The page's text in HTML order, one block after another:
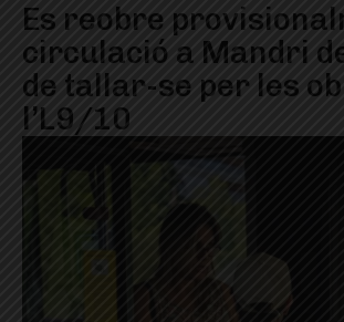
Es reobre
circulació a Mandri
de tallar-se per les
l’L9/10